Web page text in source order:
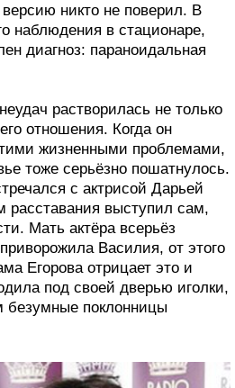
никто не поверил. В
наблюдения в стационаре,
диагноз: параноидальная
растворилась не только
отношения. Когда он
жизненными проблемами,
тоже серьёзно пошатнулось.
с актрисой Дарьей
расставания выступил сам,
Мать актёра всерьёз
Василия, от этого
Егорова отрицает это и
под своей дверью иголки,
безумные поклонницы